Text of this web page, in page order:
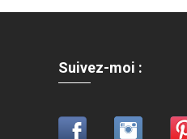
Suivez-moi :